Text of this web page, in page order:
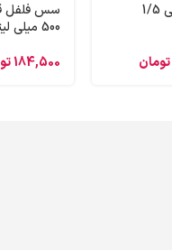
خیارشور سوپر ویژه بهرامی 1/5
تومان
سس فلفل
500 میلی لیتری
184,500